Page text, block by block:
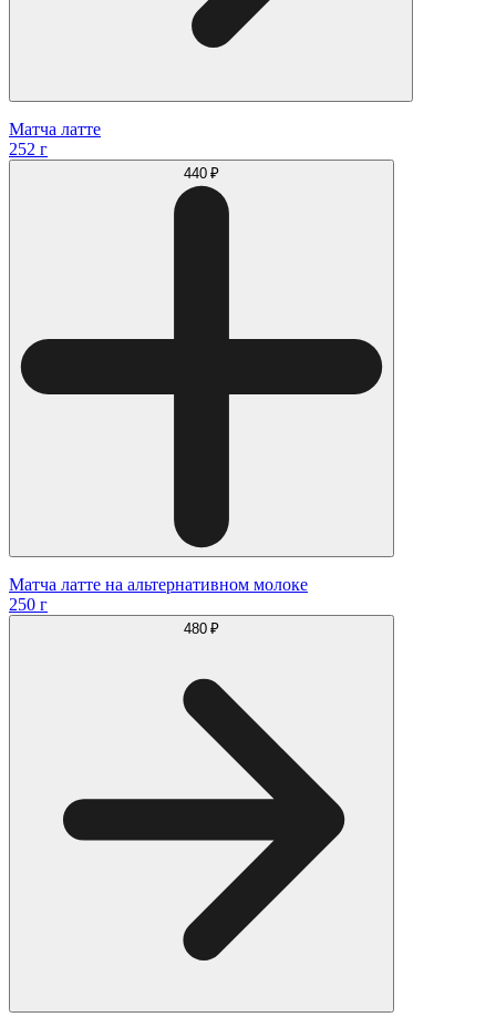
Матча латте
252 г
440 ₽
Матча латте на альтернативном молоке
250 г
480 ₽